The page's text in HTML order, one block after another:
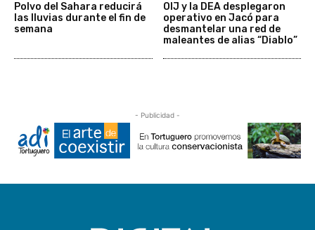
Polvo del Sahara reducirá
las lluvias durante el fin de
semana
OIJ y la DEA desplegaron
operativo en Jacó para
desmantelar una red de
maleantes de alias “Diablo”
- Publicidad -